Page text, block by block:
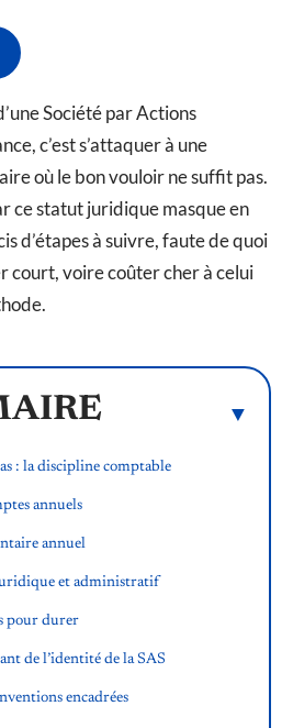
Société par Actions
c’est s’attaquer à une
où le bon vouloir ne suffit pas.
ce statut juridique masque en
d’étapes à suivre, faute de quoi
court, voire coûter cher à celui
: la discipline comptable
annuels
annuel
et administratif
pour durer
de l’identité de la SAS
encadrées